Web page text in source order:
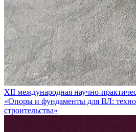
XII международная научно-
«Опоры и фундаменты для ВЛ:
строительства»